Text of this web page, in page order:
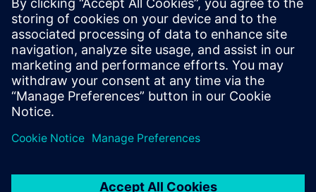
підтвердження концепції, наступні кроки включають
вивчення нових додатків, таких як оптимізація на
основі AI. Крім того, цей підхід служить планом для
інших агропромислових підприємств.
Квітень 2026
Тех4Амазонія